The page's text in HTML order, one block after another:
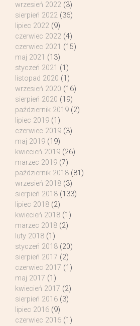
wrzesień 2022 (3)
sierpień 2022 (36)
lipiec 2022 (9)
czerwiec 2022 (4)
czerwiec 2021 (15)
maj 2021 (13)
styczeń 2021 (1)
listopad 2020 (1)
wrzesień 2020 (16)
sierpień 2020 (19)
październik 2019 (2)
lipiec 2019 (1)
czerwiec 2019 (3)
maj 2019 (19)
kwiecień 2019 (26)
marzec 2019 (7)
październik 2018 (81)
wrzesień 2018 (3)
sierpień 2018 (133)
lipiec 2018 (2)
kwiecień 2018 (1)
marzec 2018 (2)
luty 2018 (1)
styczeń 2018 (20)
sierpień 2017 (2)
czerwiec 2017 (1)
maj 2017 (1)
kwiecień 2017 (2)
sierpień 2016 (3)
lipiec 2016 (9)
czerwiec 2016 (1)